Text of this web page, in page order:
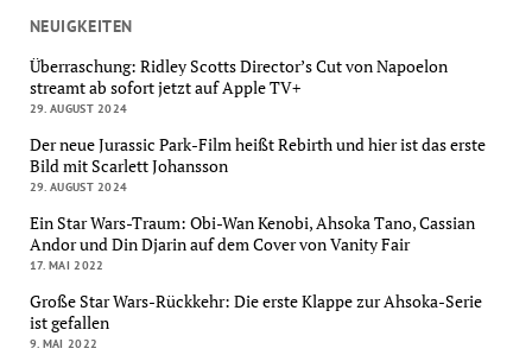
NEUIGKEITEN
Überraschung: Ridley Scotts Director’s Cut von Napoelon
streamt ab sofort jetzt auf Apple TV+
29. AUGUST 2024
Der neue Jurassic Park-Film heißt Rebirth und hier ist das erste
Bild mit Scarlett Johansson
29. AUGUST 2024
Ein Star Wars-Traum: Obi-Wan Kenobi, Ahsoka Tano, Cassian
Andor und Din Djarin auf dem Cover von Vanity Fair
17. MAI 2022
Große Star Wars-Rückkehr: Die erste Klappe zur Ahsoka-Serie
ist gefallen
9. MAI 2022